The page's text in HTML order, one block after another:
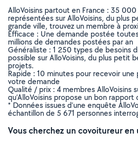
AlloVoisins partout en France : 35
représentées sur AlloVoisins, du plus
grande ville, trouvez un membre à
Efficace : Une demande postée
millions de demandes postées par an
Généraliste : 1 250 types de besoins
possible sur AlloVoisins, du plus petit
projets.
Rapide : 10 minutes pour recevoir
votre demande
Qualité / prix : 4 membres AlloVoisins
qu’AlloVoisins propose un bon
* Données issues d’une enquête
échantillon de 5 671 personnes
Vous cherchez un covoitureur en